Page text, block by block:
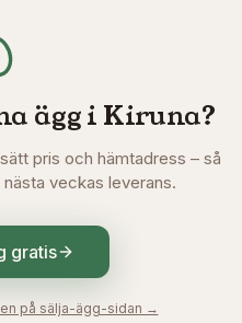
ägg i Kiruna?
pris och hämtadress – så
veckas leverans.
gratis
på sälja-ägg-sidan →